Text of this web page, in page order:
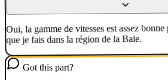
Oui, la gamme de vitesses est assez
que je fais dans la région de la Baie.
Got this part?